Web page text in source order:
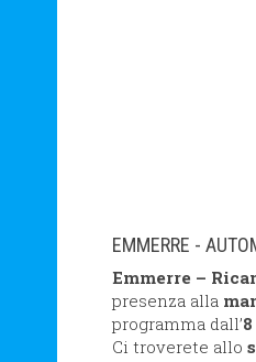
EMMERRE -
Emmerre –
presenza alla
programma dall’
Ci troverete allo